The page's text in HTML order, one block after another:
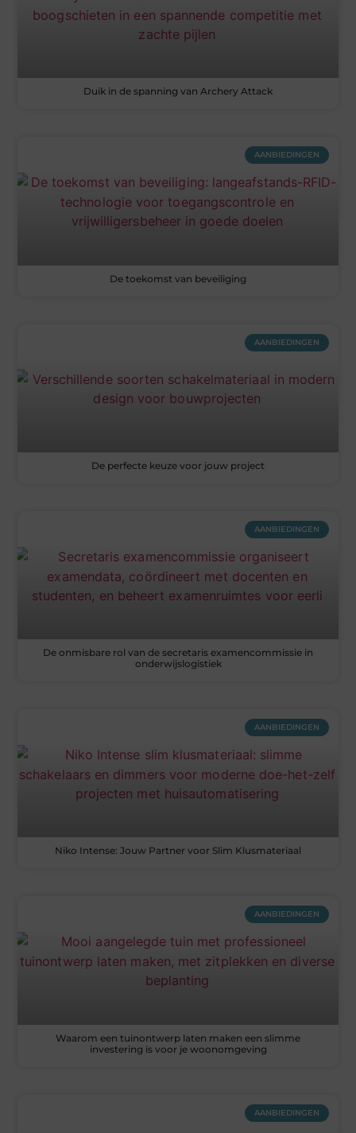
Duik in de spanning van Archery Attack
AANBIEDINGEN
De toekomst van beveiliging
AANBIEDINGEN
De perfecte keuze voor jouw project
AANBIEDINGEN
De onmisbare rol van de secretaris examencommissie in
onderwijslogistiek
AANBIEDINGEN
Niko Intense: Jouw Partner voor Slim Klusmateriaal
AANBIEDINGEN
Waarom een tuinontwerp laten maken een slimme
investering is voor je woonomgeving
AANBIEDINGEN